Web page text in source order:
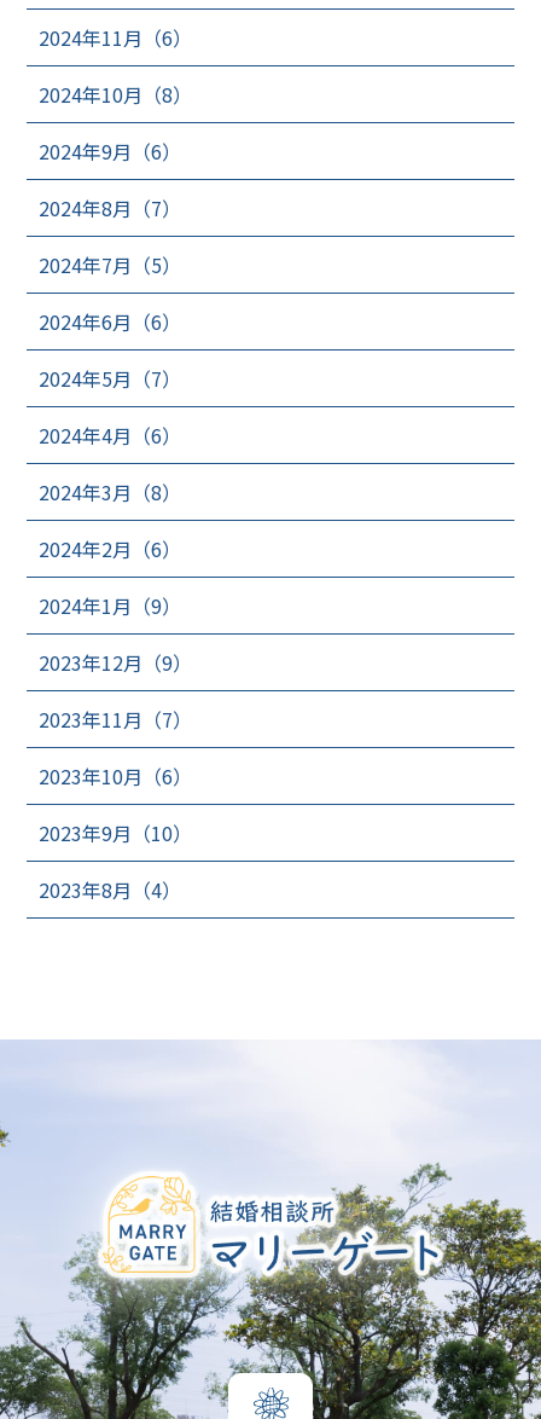
2024年11月（6）
2024年10月（8）
2024年9月（6）
2024年8月（7）
2024年7月（5）
2024年6月（6）
2024年5月（7）
2024年4月（6）
2024年3月（8）
2024年2月（6）
2024年1月（9）
2023年12月（9）
2023年11月（7）
2023年10月（6）
2023年9月（10）
2023年8月（4）